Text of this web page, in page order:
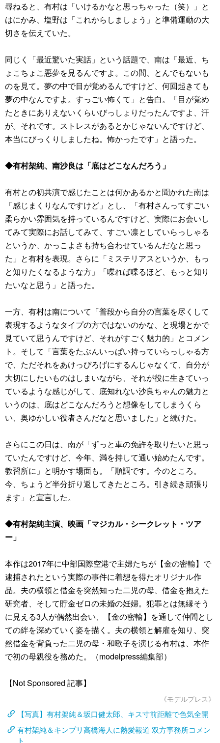
尋ねると、有村は「いけるかなと思っちゃった（笑）」と
はにかみ、塩野は「これからしましょう」と準備運動の大
切さを伝えていた。
同じく「最近驚いた実話」という話題で、南は「最近、ち
ょこちょこ悪夢を見るんですよ。この間、とんでもないも
のを見て。夢の中で目が覚めるんですけど、何回起きても
夢の中なんですよ。すっごい怖くて」と告白。「目が覚め
たときにありえないくらいびっしょりだったんですよ、汗
が。それです。ストレスがあるとかじゃないんですけど、
本当にびっくりしましたね。怖かったです」と語った。
◆有村架純、南沙良は「底はどこなんだろう」
有村との初共演で感じたことは何かあるかと聞かれた南は
「感じまくりなんですけど」とし、「有村さんってすごい
柔らかい雰囲気を持っているんですけど、実際にお会いし
てみて実際にお話してみて、すごい凛としていらっしゃる
というか、かっこよさも持ち合わせているんだなと思っ
た」と有村を表現。さらに「ミステリアスというか、もっ
と知りたくなるような方」「喋れば喋るほど、もっと知り
たいなと思う」と語った。
一方、有村は南について「普段から自分の言葉を尽くして
表現するようなタイプの方ではないのかな、と現場とかで
見ていて思うんですけど、それがすごく魅力的」とコメン
ト。そして「言葉をたぶんいっぱい持っていらっしゃる方
で、ただそれをあけっぴろげにするんじゃなくて、自分が
大切にしたいものはしまいながら、それが役に生きていっ
ているような感じがして、底知れない沙良ちゃんの魅力と
いうのは、底はどこなんだろうと想像をしてしまうくら
い、奥ゆかしい役者さんだなと思いました」と続けた。
さらにこの日は、南が「ずっと車の免許を取りたいと思っ
ていたんですけど、今年、満を持して通い始めたんです。
教習所に」と明かす場面も。「順調です。今のところ。
今、ちょうど半分折り返してきたところ。引き続き頑張り
ます」と宣言した。
◆有村架純主演、映画「マジカル・シークレット・ツア
ー」
本作は2017年に中部国際空港で主婦たちが【金の密輸】で
逮捕されたという実際の事件に着想を得たオリジナル作
品。夫の横領と借金を突然知った二児の母、借金を抱えた
研究者、そして貯金ゼロの未婚の妊婦。犯罪とは無縁そう
に見える3人が偶然出会い、【金の密輸】を通して仲間とし
ての絆を深めていく姿を描く。夫の横領と解雇を知り、突
然借金を背負った二児の母・和歌子を演じる有村は、本作
で初の母親役を務めた。（modelpress編集部）
【Not Sponsored 記事】
《モデルプレス》
【写真】有村架純＆坂口健太郎、キス寸前距離で色気全開
有村架純＆キンプリ高橋海人に熱愛報道 双方事務所コメン
ト